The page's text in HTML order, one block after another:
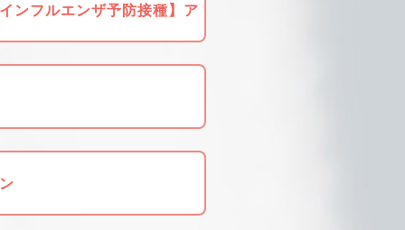
ンフルエンザ予防接種】ア